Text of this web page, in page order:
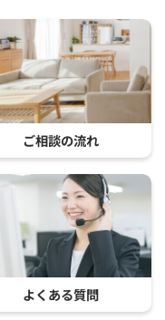
ご相談の流れ
よくある質問